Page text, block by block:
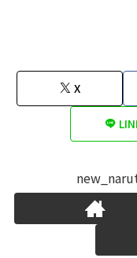
X